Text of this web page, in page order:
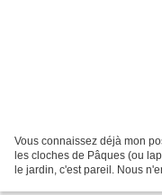
Vous connaissez déjà mon
les cloches de Pâques (ou
le jardin, c'est pareil. Nous